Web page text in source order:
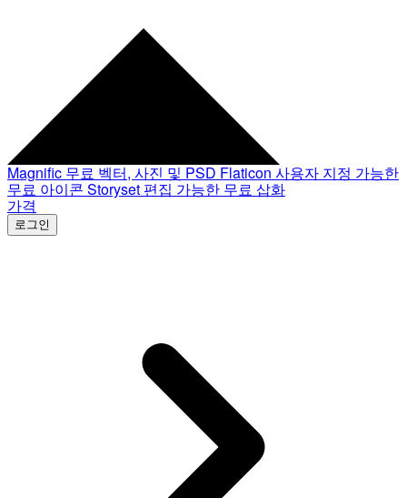
Magnific 무료 벡터, 사진 및 PSD Flaticon 사용자 지정 가능한
무료 아이콘 Storyset 편집 가능한 무료 삽화
가격
로그인